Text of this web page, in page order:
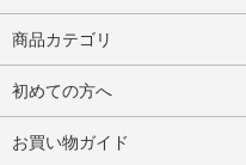
商品カテゴリ
初めての方へ
お買い物ガイド